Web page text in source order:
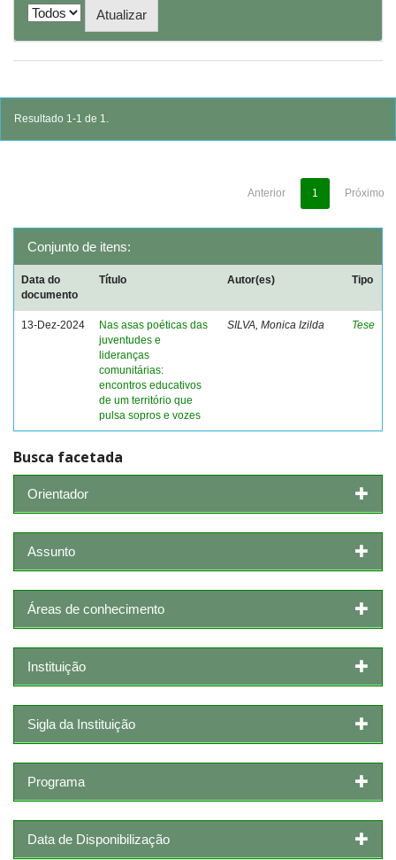
Resultado 1-1 de 1.
Anterior 1 Próximo
Conjunto de itens:
Data do
documento
Título Autor(es) Tipo
13-Dez-2024
Nas asas poéticas das
juventudes e
lideranças
comunitárias:
encontros educativos
de um território que
pulsa sopros e vozes
SILVA, Monica Izilda Tese
Busca facetada
Orientador
Assunto
Áreas de conhecimento
Instituição
Sigla da Instituição
Programa
Data de Disponibilização